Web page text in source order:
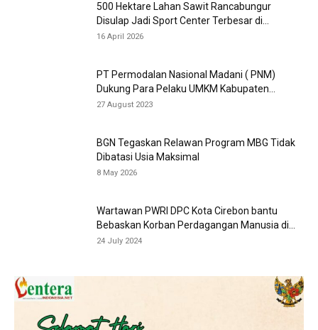
500 Hektare Lahan Sawit Rancabungur
Disulap Jadi Sport Center Terbesar di...
16 April 2026
PT Permodalan Nasional Madani ( PNM)
Dukung Para Pelaku UMKM Kabupaten...
27 August 2023
BGN Tegaskan Relawan Program MBG Tidak
Dibatasi Usia Maksimal
8 May 2026
Wartawan PWRI DPC Kota Cirebon bantu
Bebaskan Korban Perdagangan Manusia di...
24 July 2024